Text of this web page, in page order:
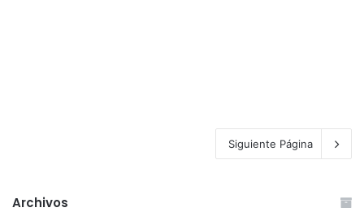
Siguiente Página
Archivos